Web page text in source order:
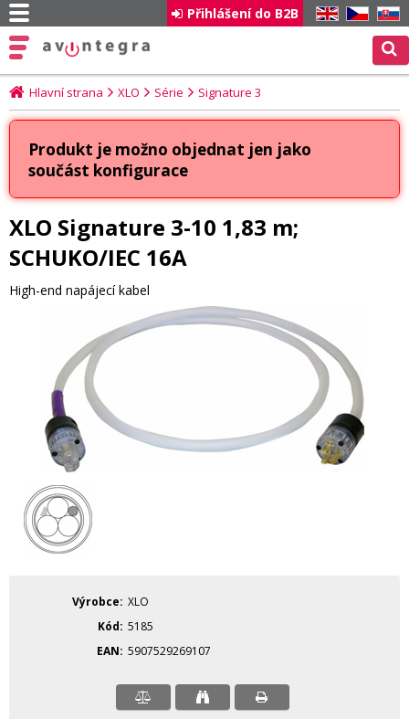
EN CZ SK
Přihlášení do B2B
Hlavní strana XLO Série Signature 3
Produkt je možno objednat jen jako
součást konfigurace
XLO Signature 3-10 1,83 m;
SCHUKO/IEC 16A
High-end napájecí kabel
Výrobce XLO
Kód 5185
EAN 5907529269107